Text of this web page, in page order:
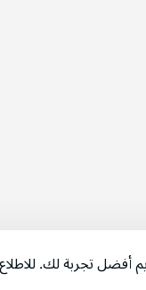
أفضل تجربة لك.